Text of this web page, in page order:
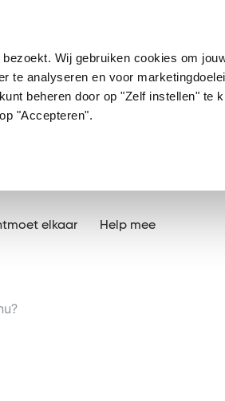
Wij gebruiken cookies om
te analyseren en voor
beheren door op "Zelf instellen" te
"Accepteren".
elkaar Help mee